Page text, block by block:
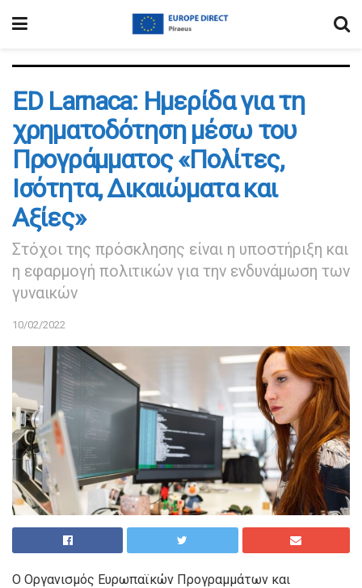
ED Larnaca: Ημερίδα για τη
χρηματοδότηση μέσω του
Προγράμματος «Πολίτες,
Ισότητα, Δικαιώματα και
Αξίες»
Στόχοι της πρόσκλησης είναι η υποστήριξη και
η εφαρμογή πολιτικών για την ενδυνάμωση των
γυναικών
10/02/2022
Ο Οργανισμός Ευρωπαϊκών Προγραμμάτων και